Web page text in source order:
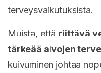
terveysvaikutuksista.
Muista, että riittävä
tärkeää aivojen
kuivuminen johtaa